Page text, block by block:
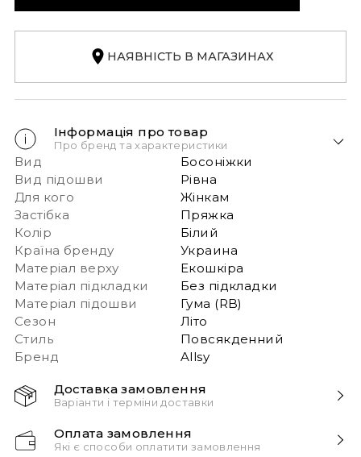
НАЯВНІСТЬ В МАГАЗИНАХ
Інформація про товар
Про бренд та характеристики
Вид
Босоніжки
Вид підошви
Рівна
Для кого
Жінкам
Застібка
Пряжка
Колір
Білий
Країна бренду
Украина
Матеріал верху
Екошкіра
Матеріал підкладки
Без підкладки
Матеріал підошви
Гума (RB)
Сезон
Літо
Стиль
Повсякденний
Бренд
Allsy
Доставка замовлення
Варіанти і терміни доставки
моменту замовлення!
Оплата замовлення
Які є способи оплатити замовлення